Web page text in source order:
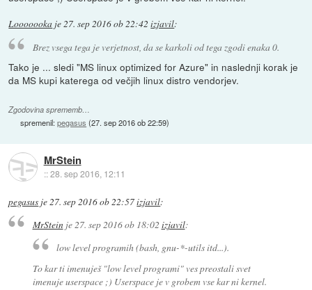
Looooooka je27. sep 2016 ob 22:42 izjavil:
Brez vsega tega je verjetnost, da se karkoli od tega zgodi enaka 0.
Tako je ... sledi "MS linux optimized for Azure" in naslednji korak je
da MS kupi katerega od večjih linux distro vendorjev.
Zgodovina sprememb…
spremenil:pegasus (27. sep 2016 ob 22:59)
MrStein
::28. sep 2016, 12:11
pegasus je 27. sep 2016 ob 22:57izjavil:
MrSteinje27. sep 2016 ob 18:02 izjavil:
low level programih (bash, gnu-*-utils itd...).
To kar ti imenuješ "low level programi" ves preostali svet
imenuje userspace ;) Userspace je v grobem vse kar ni kernel.